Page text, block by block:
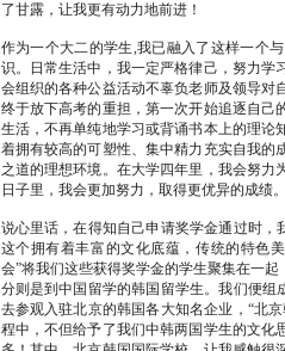
了甘露，让我更有动力地前进！
作为一个大二的学生,我已融入了这样一个
识。日常生活中，我一定严格律己，努力
会组织的各种公益活动不辜负老师及领导
终于放下高考的重担，第一次开始追逐自
生活，不再单纯地学习或背诵书本上的理
着拥有较高的可塑性、集中精力充实自我
之道的理想环境。在大学四年里，我会努
日子里，我会更加努力，取得更优异的成绩
说心里话，在得知自己申请奖学金通过时，
这个拥有着丰富的文化底蕴，传统的特色
会”将我们这些获得奖学金的学生聚集在一
分则是到中国留学的韩国留学生。我们便组
去参观入驻北京的韩国各大知名企业，“北
程中，不但给予了我们中韩两国学生的文